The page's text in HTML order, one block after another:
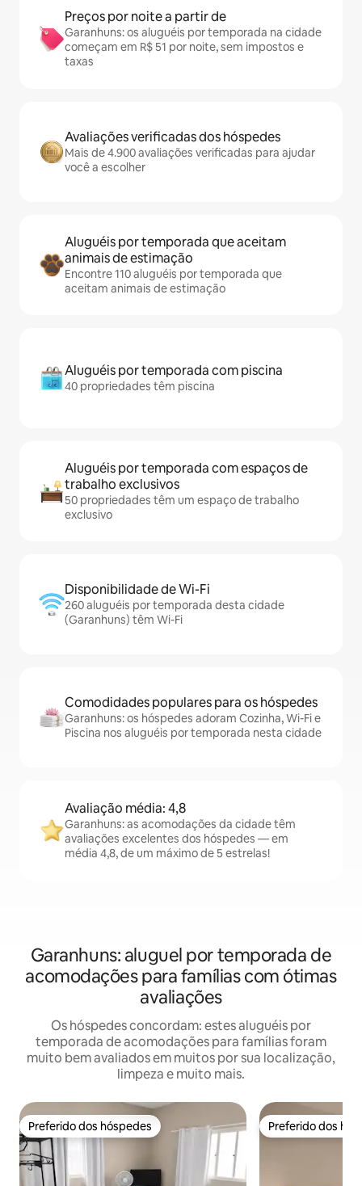
Preços por noite a partir de
Garanhuns: os aluguéis por temporada na cidade
começam em R$ 51 por noite, sem impostos e
taxas
Avaliações verificadas dos hóspedes
Mais de 4.900 avaliações verificadas para ajudar
você a escolher
Aluguéis por temporada que aceitam
animais de estimação
Encontre 110 aluguéis por temporada que
aceitam animais de estimação
Aluguéis por temporada com piscina
40 propriedades têm piscina
Aluguéis por temporada com espaços de
trabalho exclusivos
50 propriedades têm um espaço de trabalho
exclusivo
Disponibilidade de Wi-Fi
260 aluguéis por temporada desta cidade
(Garanhuns) têm Wi-Fi
Comodidades populares para os hóspedes
Garanhuns: os hóspedes adoram Cozinha, Wi-Fi e
Piscina nos aluguéis por temporada nesta cidade
Avaliação média: 4,8
Garanhuns: as acomodações da cidade têm
avaliações excelentes dos hóspedes — em
média 4,8, de um máximo de 5 estrelas!
Garanhuns: aluguel por temporada de
acomodações para famílias com ótimas
avaliações
Os hóspedes concordam: estes aluguéis por
temporada de acomodações para famílias foram
muito bem avaliados em muitos por sua localização,
limpeza e muito mais.
Preferido dos hóspedes
Preferido dos hóspedes Preferido dos
Preferido dos